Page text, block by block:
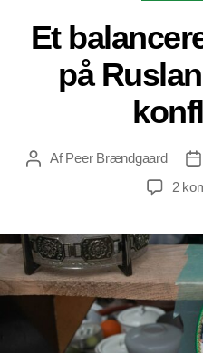
Et
på
Indlægsforfatter
AfPeer Brændgaard
2